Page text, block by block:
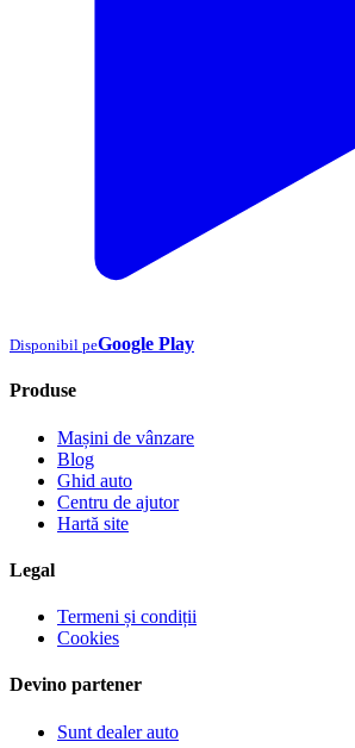
Disponibil peGoogle Play
Produse
Mașini de vânzare
Blog
Ghid auto
Centru de ajutor
Hartă site
Legal
Termeni și condiții
Cookies
Devino partener
Sunt dealer auto